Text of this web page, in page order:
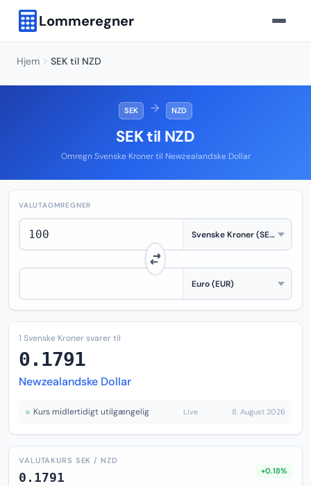
Lommeregner
Hjem SEK til NZD
SEK → NZD
SEK til NZD
Omregn Svenske Kroner til Newzealandske Dollar
VALUTAOMREGNER
1 Svenske Kroner svarer til
0.1791
Newzealandske Dollar
Kurs midlertidigt utilgængelig Live 8. August 2026
VALUTAKURS SEK / NZD
0.1791 +0.18%